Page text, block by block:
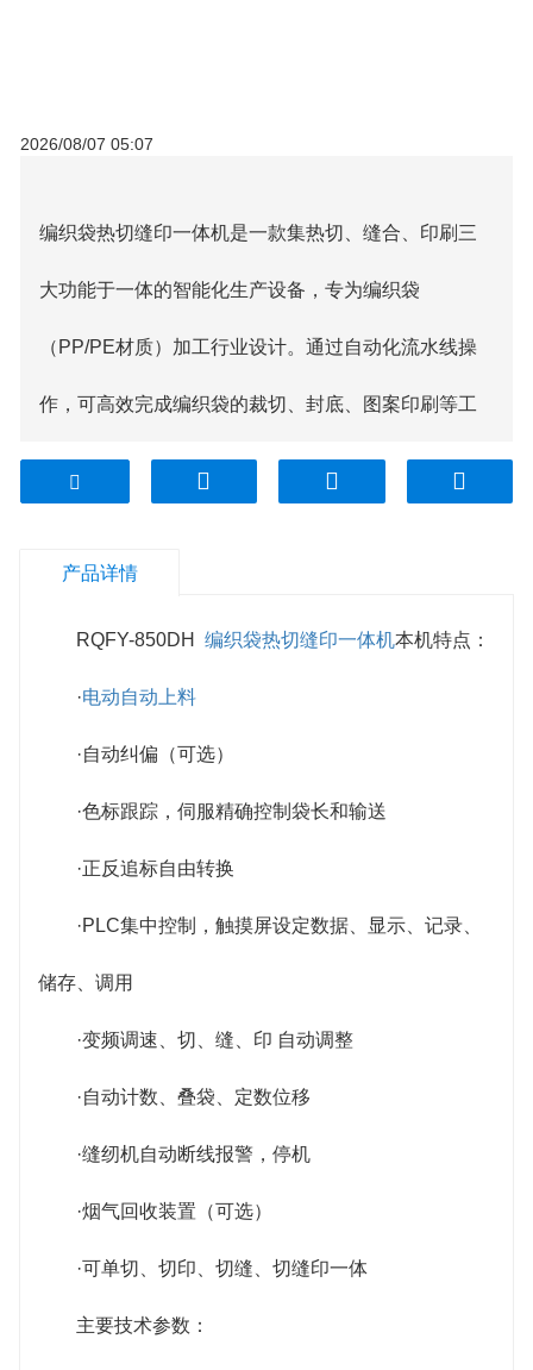
2026/08/07 05:07
编织袋热切缝印一体机是一款集热切、缝合、印刷三
大功能于一体的智能化生产设备，专为编织袋
（PP/PE材质）加工行业设计。通过自动化流水线操
作，可高效完成编织袋的裁切、封底、图案印刷等工
序，大幅提升生产效率，降低人工成本，是编织袋生
产品详情
RQFY-850DH 编织袋热切缝印一体机本机特点：
·电动自动上料
·自动纠偏（可选）
·色标跟踪，伺服精确控制袋长和输送
·正反追标自由转换
·PLC集中控制，触摸屏设定数据、显示、记录、
储存、调用
·变频调速、切、缝、印 自动调整
·自动计数、叠袋、定数位移
·缝纫机自动断线报警，停机
·烟气回收装置（可选）
·可单切、切印、切缝、切缝印一体
主要技术参数：